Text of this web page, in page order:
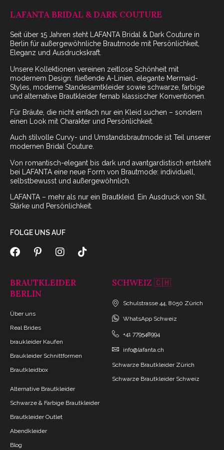
LAFANTA BRIDAL & DARK COUTURE
Seit über 15 Jahren steht LAFANTA Bridal & Dark Couture in
Berlin für außergewöhnliche Brautmode mit Persönlichkeit,
Eleganz und Ausdruckskraft.
Unsere Kollektionen vereinen zeitlose Schönheit mit
modernem Design: fließende A-Linien, elegante Mermaid-
Styles, moderne Standesamtkleider sowie schwarze, farbige
und alternative Brautkleider fernab klassischer Konventionen.
Für Bräute, die nicht einfach nur ein Kleid suchen – sondern
einen Look mit Charakter und Persönlichkeit.
Auch stilvolle Curvy- und Umstandsbrautmode ist Teil unserer
modernen Bridal Couture.
Von romantisch-elegant bis dark und avantgardistisch entsteht
bei LAFANTA eine neue Form von Brautmode: individuell,
selbstbewusst und außergewöhnlich.
LAFANTA – mehr als nur ein Brautkleid. Ein Ausdruck von Stil,
Stärke und Persönlichkeit.
FOLGE UNS AUF
BRAUTKLEIDER
BERLIN
Über uns
Real Brides
braukleider Kaufen
Braukleider Schnittformen
Brautkleidbox
Alternative Brautkleider
Schwarze & Farbige Brautkleider
Brautkleider Outlet
Abendkleider
Blog
SCHWEIZ 🇨🇭
Schulstrasse 44, 8050 Zürich
WhatsApp Schweiz
+41 779548994
info@lafanta.ch
Schwarze Brautkleider Zürich
Schwarze Brautkleider Schweiz